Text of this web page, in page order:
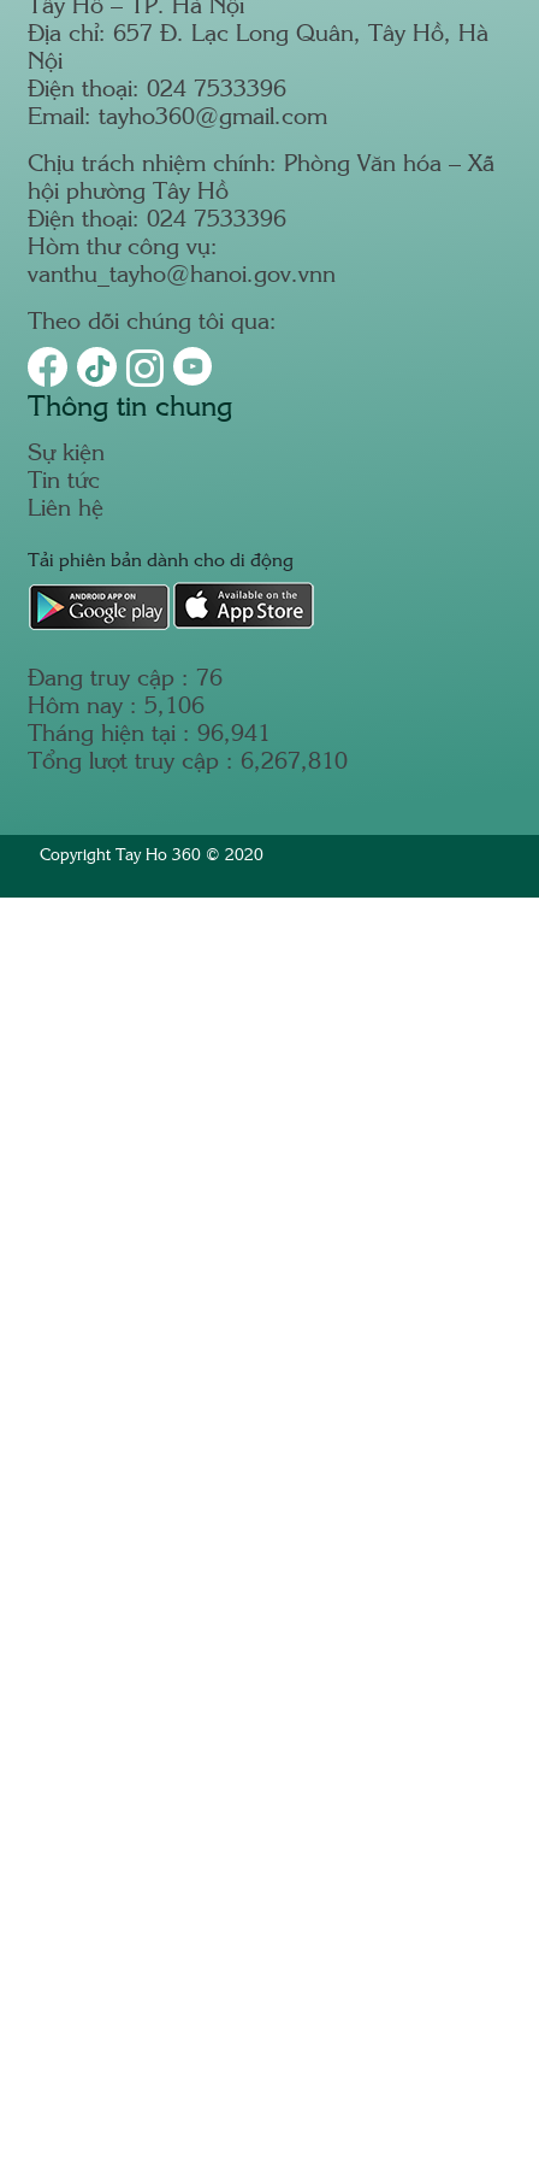
Tây Hồ – TP. Hà Nội
Địa chỉ: 657 Đ. Lạc Long Quân, Tây Hồ, Hà
Nội
Điện thoại: 024 7533396
Email: tayho360@gmail.com
Chịu trách nhiệm chính: Phòng Văn hóa – Xã
hội phường Tây Hồ
Điện thoại: 024 7533396
Hòm thư công vụ:
vanthu_tayho@hanoi.gov.vnn
Theo dõi chúng tôi qua:
Thông tin chung
Sự kiện
Tin tức
Liên hệ
Tải phiên bản dành cho di động
Đang truy cập : 76
Hôm nay :5,106
Tháng hiện tại :96,941
Tổng lượt truy cập : 6,267,810
Copyright Tay Ho 360 © 2020